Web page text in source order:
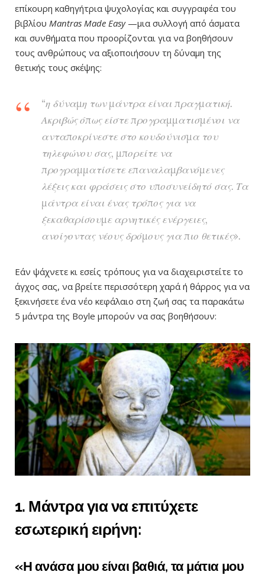
επίκουρη καθηγήτρια ψυχολογίας και συγγραφέα του
βιβλίου Mantras Made Easy —μια συλλογή από άσματα
και συνθήματα που προορίζονται για να βοηθήσουν
τους ανθρώπους να αξιοποιήσουν τη δύναμη της
θετικής τους σκέψης:
“η δύναμη των μάντρα είναι πραγματική.
Ακριβώς όπως είστε προγραμματισμένοι να
ανταποκρίνεστε στο κουδούνισμα του
τηλεφώνου σας, μπορείτε να
προγραμματίσετε επαναλαμβανόμενες
λέξεις και φράσεις στο υποσυνείδητό σας. Τα
μάντρα είναι ένας τρόπος για να
ξεκαθαρίσουμε αρνητικές ενέργειες,
ανοίγοντας νέους δρόμους για πιο θετικές».
Εάν ψάχνετε κι εσείς τρόπους για να διαχειριστείτε το
άγχος σας, να βρείτε περισσότερη χαρά ή θάρρος για να
ξεκινήσετε ένα νέο κεφάλαιο στη ζωή σας τα παρακάτω
5 μάντρα της Boyle μπορούν να σας βοηθήσουν:
1. Μάντρα για να επιτύχετε
εσωτερική ειρήνη:
«Η ανάσα μου είναι βαθιά, τα μάτια μου